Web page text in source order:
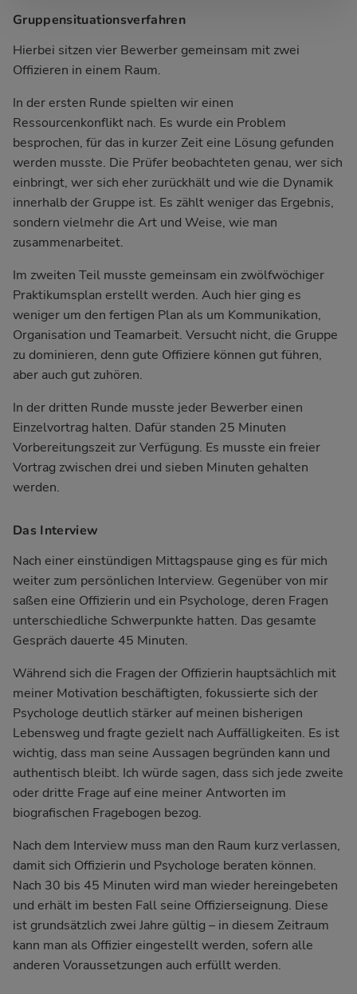
Gruppensituationsverfahren
Hierbei sitzen vier Bewerber gemeinsam mit zwei
Offizieren in einem Raum.
In der ersten Runde spielten wir einen
Ressourcenkonflikt nach. Es wurde ein Problem
besprochen, für das in kurzer Zeit eine Lösung gefunden
werden musste. Die Prüfer beobachteten genau, wer sich
einbringt, wer sich eher zurückhält und wie die Dynamik
innerhalb der Gruppe ist. Es zählt weniger das Ergebnis,
sondern vielmehr die Art und Weise, wie man
zusammenarbeitet.
Im zweiten Teil musste gemeinsam ein zwölfwöchiger
Praktikumsplan erstellt werden. Auch hier ging es
weniger um den fertigen Plan als um Kommunikation,
Organisation und Teamarbeit. Versucht nicht, die Gruppe
zu dominieren, denn gute Offiziere können gut führen,
aber auch gut zuhören.
In der dritten Runde musste jeder Bewerber einen
Einzelvortrag halten. Dafür standen 25 Minuten
Vorbereitungszeit zur Verfügung. Es musste ein freier
Vortrag zwischen drei und sieben Minuten gehalten
werden.
Das Interview
Nach einer einstündigen Mittagspause ging es für mich
weiter zum persönlichen Interview. Gegenüber von mir
saßen eine Offizierin und ein Psychologe, deren Fragen
unterschiedliche Schwerpunkte hatten. Das gesamte
Gespräch dauerte 45 Minuten.
Während sich die Fragen der Offizierin hauptsächlich mit
meiner Motivation beschäftigten, fokussierte sich der
Psychologe deutlich stärker auf meinen bisherigen
Lebensweg und fragte gezielt nach Auffälligkeiten. Es ist
wichtig, dass man seine Aussagen begründen kann und
authentisch bleibt. Ich würde sagen, dass sich jede zweite
oder dritte Frage auf eine meiner Antworten im
biografischen Fragebogen bezog.
Nach dem Interview muss man den Raum kurz verlassen,
damit sich Offizierin und Psychologe beraten können.
Nach 30 bis 45 Minuten wird man wieder hereingebeten
und erhält im besten Fall seine Offizierseignung. Diese
ist grundsätzlich zwei Jahre gültig – in diesem Zeitraum
kann man als Offizier eingestellt werden, sofern alle
anderen Voraussetzungen auch erfüllt werden.